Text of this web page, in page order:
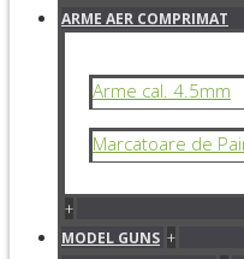
ARME AER COMPRIMAT
Arme cal. 4.5mm
Marcatoare de
+
MODEL GUNS +